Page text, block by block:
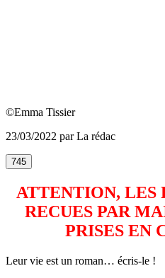
©Emma Tissier
23/03/2022 par La rédac
745
ATTENTION, LES
RECUES PAR
PRISES EN
Leur vie est un roman… écris-le !